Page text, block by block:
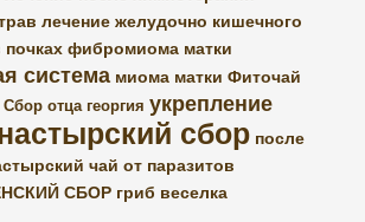
лечение желудочно кишечного
почках фибромиома матки
система миома матки Фиточай
Сбор отца георгия укрепление
сбор после
чай от паразитов
СБОР гриб веселка